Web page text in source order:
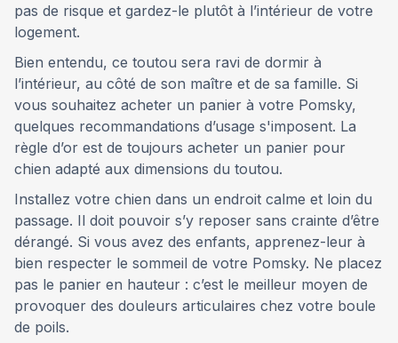
pas de risque et gardez-le plutôt à l’intérieur de votre
logement.
Bien entendu, ce toutou sera ravi de dormir à
l’intérieur, au côté de son maître et de sa famille. Si
vous souhaitez acheter un panier à votre Pomsky,
quelques recommandations d’usage s'imposent. La
règle d’or est de toujours acheter un panier pour
chien adapté aux dimensions du toutou.
Installez votre chien dans un endroit calme et loin du
passage. Il doit pouvoir s’y reposer sans crainte d’être
dérangé. Si vous avez des enfants, apprenez-leur à
bien respecter le sommeil de votre Pomsky. Ne placez
pas le panier en hauteur : c’est le meilleur moyen de
provoquer des douleurs articulaires chez votre boule
de poils.